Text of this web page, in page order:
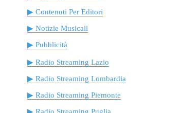
▶ Contenuti Per Editori
▶ Notizie Musicali
▶ Pubblicità
▶ Radio Streaming Lazio
▶ Radio Streaming Lombardia
▶ Radio Streaming Piemonte